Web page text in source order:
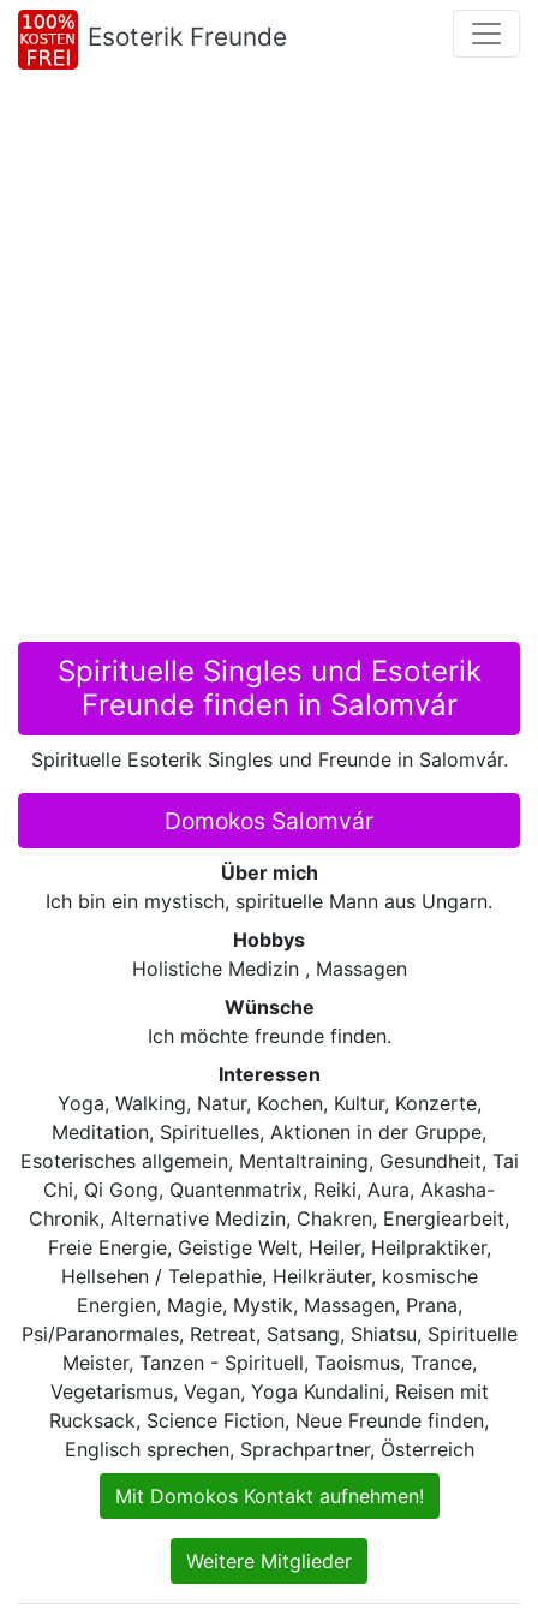
Esoterik Freunde
Spirituelle Singles und Esoterik
Freunde finden in Salomvár
Spirituelle Esoterik Singles und Freunde in Salomvár.
Domokos Salomvár
Über mich
Ich bin ein mystisch, spirituelle Mann aus Ungarn.
Hobbys
Holistiche Medizin , Massagen
Wünsche
Ich möchte freunde finden.
Interessen
Yoga, Walking, Natur, Kochen, Kultur, Konzerte,
Meditation, Spirituelles, Aktionen in der Gruppe,
Esoterisches allgemein, Mentaltraining, Gesundheit, Tai
Chi, Qi Gong, Quantenmatrix, Reiki, Aura, Akasha-
Chronik, Alternative Medizin, Chakren, Energiearbeit,
Freie Energie, Geistige Welt, Heiler, Heilpraktiker,
Hellsehen / Telepathie, Heilkräuter, kosmische
Energien, Magie, Mystik, Massagen, Prana,
Psi/Paranormales, Retreat, Satsang, Shiatsu, Spirituelle
Meister, Tanzen - Spirituell, Taoismus, Trance,
Vegetarismus, Vegan, Yoga Kundalini, Reisen mit
Rucksack, Science Fiction, Neue Freunde finden,
Englisch sprechen, Sprachpartner, Österreich
Mit Domokos Kontakt aufnehmen!
Weitere Mitglieder